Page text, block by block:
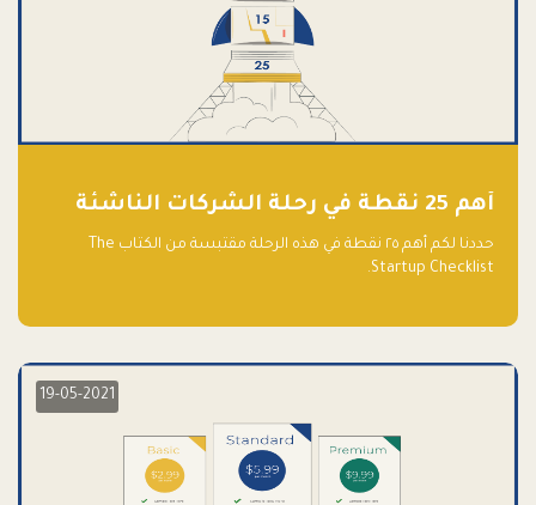
أهم 25 نقطة في رحلة الشركات الناشئة
حددنا لكم أهم ٢٥ نقطة في هذه الرحلة مقتبسة من الكتاب The
Startup Checklist.
19-05-2021